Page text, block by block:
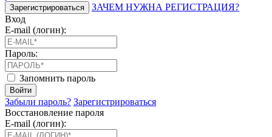
Зарегистрироваться
ЗАЧЕМ НУЖНА РЕГИСТРАЦИЯ?
Вход
E-mail (логин):
Пароль:
Запомнить пароль
Войти
Забыли пароль? Зарегистрироваться
Восстановление пароля
E-mail (логин):